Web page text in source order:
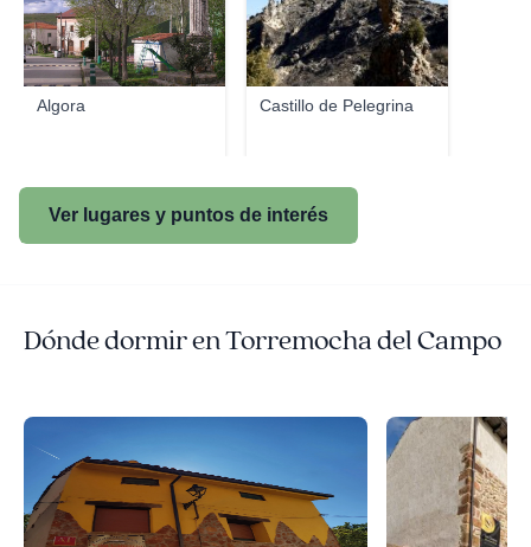
Algora Castillo de Pelegrina
Ver lugares y puntos de interés
Dónde dormir en Torremocha del Campo